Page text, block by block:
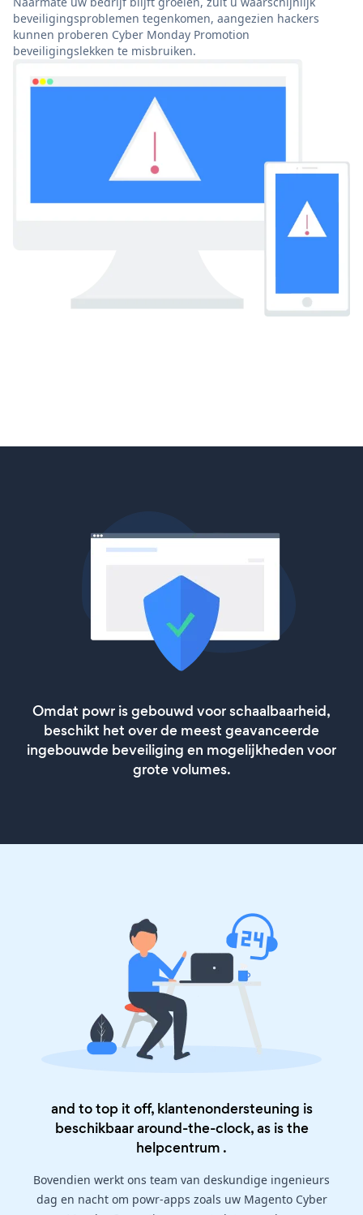
beveiligingsproblemen tegenkomen, aangezien hackers
kunnen proberen Cyber Monday Promotion
beveiligingslekken te misbruiken.
Omdat powr is gebouwd voor schaalbaarheid,
beschikt het over de meest geavanceerde
ingebouwde beveiliging en mogelijkheden voor
grote volumes.
and to top it off, klantenondersteuning is
beschikbaar around-the-clock, as is the
helpcentrum .
Bovendien werkt ons team van deskundige ingenieurs
dag en nacht om powr-apps zoals uw Magento Cyber